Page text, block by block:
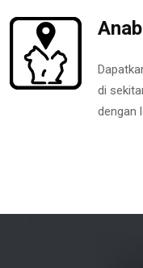
di
dengan